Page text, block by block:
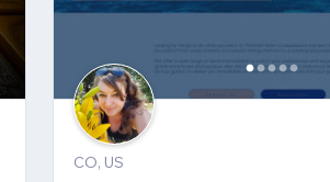
CO, US